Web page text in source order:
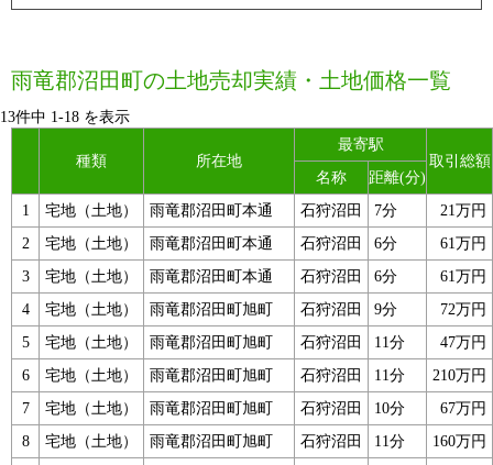
雨竜郡沼田町の土地売却実績・土地価格一覧
13件中 1-18 を表示
種類 所在地
最寄駅
取引総額
名称
距離(分)
1
宅地（土地） 雨竜郡沼田町本通 石狩沼田 7分
21万円
2
宅地（土地） 雨竜郡沼田町本通 石狩沼田 6分
61万円
3
宅地（土地） 雨竜郡沼田町本通 石狩沼田 6分
61万円
4
宅地（土地） 雨竜郡沼田町旭町 石狩沼田 9分
72万円
5
宅地（土地） 雨竜郡沼田町旭町 石狩沼田 11分
47万円
6
宅地（土地） 雨竜郡沼田町旭町 石狩沼田 11分
210万円
7
宅地（土地） 雨竜郡沼田町旭町 石狩沼田 10分
67万円
8
宅地（土地） 雨竜郡沼田町旭町 石狩沼田 11分
160万円